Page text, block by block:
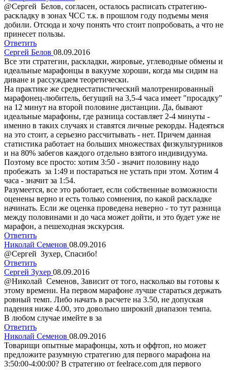
@Сергей Белов, согласен, осталось расписать стратегию-
раскладку в зонах ЧСС т.к. в прошлом году подъемы меня
добили. Отсюда и хочу понять что стоит попробовать, а что не
принесет пользы.
Ответить
Сергей Белов 08.09.2016
Все эти стратегии, раскладки, жировые, углеводные обмены и
идеальные марафонцы в вакууме хороши, когда мы сидим на
диване и рассуждаем теоретически.
На практике же среднестатистический малотренированный
марафонец-любитель, бегущий на 3,5-4 часа имеет "просадку"
на 12 минут на второй половине дистанции. Да, бывают
идеальные марафоны, где разница составляет 2-4 минуты -
именно в таких случаях и ставятся личные рекорды. Надеяться
на это стоит, а серьезно рассчитывать - нет. Причем данная
статистика работает на больших множествах физкультурников
и на 80% забегов каждого отдельно взятого индивидуума.
Поэтому все просто: хотим 3:50 - значит половину надо
пробежать за 1:49 и постараться не устать при этом. Хотим 4
часа - значит за 1:54.
Разумеется, все это работает, если собственные возможности
оценены верно и есть только сомнения, по какой раскладке
начинать. Если же оценка проведена неверно - то тут разница
между половинами и до часа может дойти, и это будет уже не
марафон, а пешеходная экскурсия.
Ответить
Николай Семенов 08.09.2016
@Сергей Зухер, Спасибо!
Ответить
Сергей Зухер 08.09.2016
@Николай Семенов, Зависит от того, насколько вы готовы к
этому времени. На первом марафоне лучше стараться держать
ровный темп. Либо начать в расчете на 3.50, не допуская
падения ниже 4.00, это довольно широкий диапазон темпа.
В любом случае имейте в за
Ответить
Николай Семенов 08.09.2016
Товарищи опытные марафонцы, хоть и оффтоп, но может
предложите разумную стратегию для первого марафона на
3:50:00-4:00:00? В стратегию от feelrace.com для первого